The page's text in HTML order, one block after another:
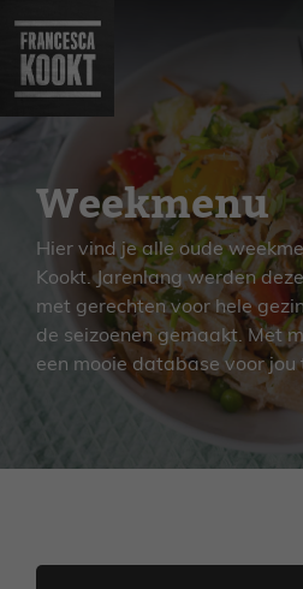
naar
inhoud
Weekmenu
Hier vind je alle oude
Kookt. Jarenlang werden
met gerechten voor hele
de seizoenen gemaakt. Met
een mooie database voor